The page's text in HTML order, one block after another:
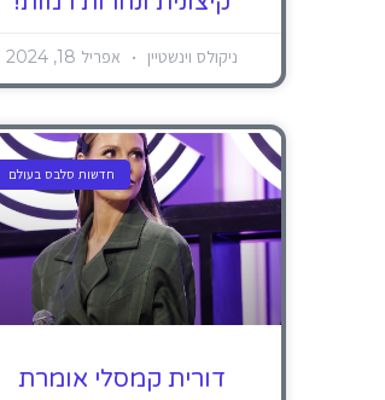
ניקולס וינשטיין אפריל 18, 2024
חדשות סלבס בעולם
דורית קמסלי אומרת